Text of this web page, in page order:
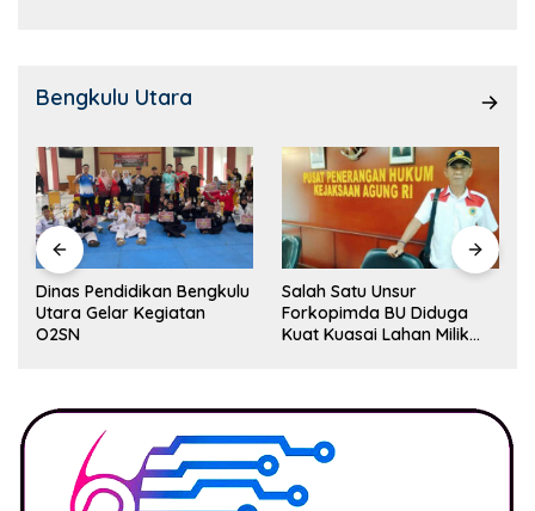
Bengkulu Utara
Dinas Pendidikan Bengkulu
Utara Gelar Kegiatan
O2SN
Salah Satu Unsur
Forkopimda BU Diduga
Kuat Kuasai Lahan Milik